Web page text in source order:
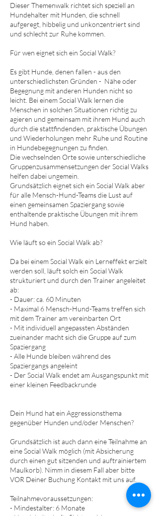
​Dieser Themenwalk richtet sich speziell an
Hundehalter mit Hunden, die schnell
aufgeregt, hibbelig und unkonzentriert sind
und schlecht zur Ruhe kommen.
Für wen eignet sich ein Social Walk?
Es gibt Hunde, denen fallen - aus den
unterschiedlichsten Gründen - Nähe oder
Begegnung mit anderen Hunden nicht so
leicht. Bei einem Social Walk lernen die
Menschen in solchen Situationen richtig zu
agieren und gemeinsam mit ihrem Hund auch
durch die stattfindenden, praktische Übungen
und Wiederholungen mehr Ruhe und Routine
in Hundebegegnungen zu finden.
Die wechselnden Orte sowie unterschiedliche
Gruppenzusammensetzungen der Social Walks
helfen dabei ungemein.
Grundsätzlich eignet sich ein Social Walk aber
für alle Mensch-Hund-Teams die Lust auf
einen gemeinsamen Spaziergang sowie
enthaltende praktische Übungen mit ihrem
Hund haben.
Wie läuft so ein Social Walk ab?
Da bei einem Social Walk ein Lerneffekt erzielt
werden soll, läuft solch ein Social Walk
strukturiert und durch den Trainer angeleitet
ab:
- Dauer: ca. 60 Minuten
- Maximal 6 Mensch-Hund-Teams treffen sich
mit dem Trainer am vereinbarten Ort
- Mit individuell angepassten Abständen
zueinander macht sich die Gruppe auf zum
Spaziergang
- Alle Hunde bleiben während des
Spaziergangs angeleint
- Der Social Walk endet am Ausgangspunkt mit
einer kleinen Feedbackrunde
Dein Hund hat ein Aggressionsthema
gegenüber Hunden und/oder Menschen?
Grundsätzlich ist auch dann eine Teilnahme an
eine Social Walk möglich (mit Absicherung
durch einen gut sitzenden und auftrainiertem
Maulkorb). Nimm in diesem Fall aber bitte
VOR Deiner Buchung Kontakt mit uns auf.
Teilnahmevoraussetzungen:
- Mindestalter: 6 Monate
- Hundehalterhaftpflichtversicherung